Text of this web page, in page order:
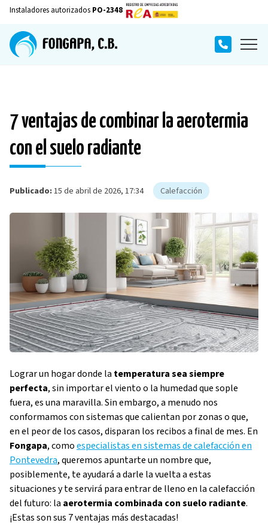
Instaladores autorizados PO-2348
7 ventajas de combinar la aerotermia
con el suelo radiante
Publicado:15 de abril de 2026, 17:34 Calefacción
Lograr un hogar donde la temperatura sea siempre
perfecta, sin importar el viento o la humedad que sople
fuera, es una maravilla. Sin embargo, a menudo nos
conformamos con sistemas que calientan por zonas o que,
en el peor de los casos, disparan los recibos a final de mes. En
Fongapa, comoespecialistas en sistemas de calefacción en
Pontevedra, queremos apuntarte un nombre que,
posiblemente, te ayudará a darle la vuelta a estas
situaciones y te servirá para entrar de lleno en la calefacción
del futuro: la aerotermia combinada con suelo radiante.
¡Estas son sus 7 ventajas más destacadas!